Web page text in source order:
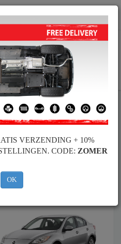
Mazda
Beschermplaat Mazda 3
de catalogus
VERZENDING + 10%
CODE: ZOMER
OK